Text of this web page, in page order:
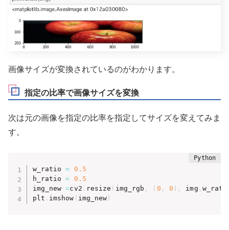
画像サイズが変換されているのがわかります。
指定の比率で画像サイズを変換
次は元の画像を指定の比率を指定してサイズを変えてみま
す。
w_ratio = 0.5
h_ratio = 0.5
img_new =cv2 . resize ( img_rgb , ( 0 , 0 ) , img ,
plt . imshow ( img_new )